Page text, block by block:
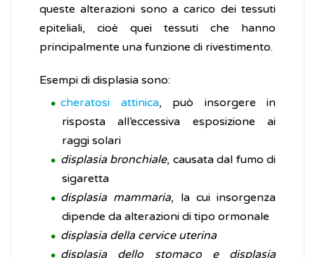
queste alterazioni sono a carico dei tessuti
epiteliali, cioè quei tessuti che hanno
principalmente una funzione di rivestimento.
Esempi di displasia sono:
cheratosi attinica, può insorgere in
risposta all’eccessiva esposizione ai
raggi solari
displasia bronchiale, causata dal fumo di
sigaretta
displasia mammaria, la cui insorgenza
dipende da alterazioni di tipo ormonale
displasia della cervice uterina
displasia dello stomaco e displasia